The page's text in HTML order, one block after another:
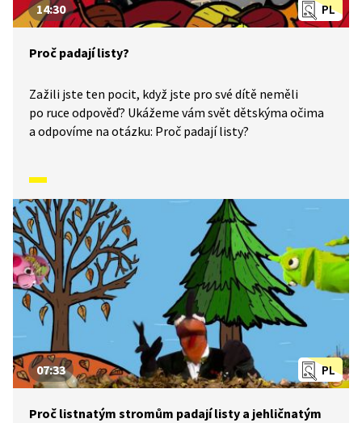
PL
14:30
Proč padají listy?
Zažili jste ten pocit, když jste pro své dítě neměli
po ruce odpověď? Ukážeme vám svět dětskýma očima
a odpovíme na otázku: Proč padají listy?
PL
07:33
Proč listnatým stromům padají listy a jehličnatým